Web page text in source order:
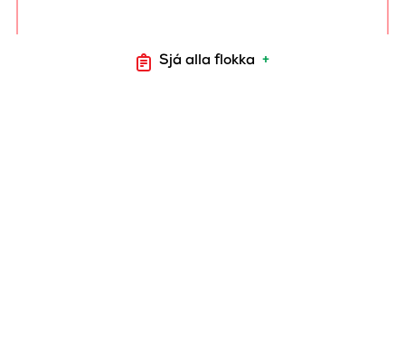
Sjá alla flokka +